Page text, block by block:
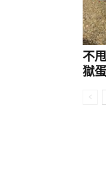
雖
主
白
對
無
不
獄